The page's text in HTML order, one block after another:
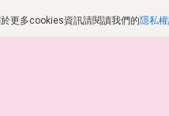
更多cookies資訊請閱讀我們的隱私